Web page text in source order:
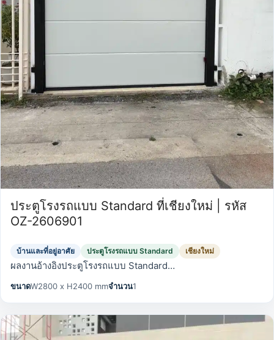
ประตูโรงรถแบบ Standard ที่เชียงใหม่ | รหัส
OZ-2606901
บ้านและที่อยู่อาศัย ประตูโรงรถแบบ Standard เชียงใหม่
ผลงานอ้างอิงประตูโรงรถแบบ Standard…
ขนาดW2800 x H2400 mmจำนวน1